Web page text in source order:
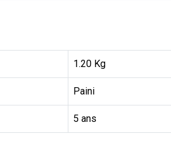
1.20 Kg
Paini
5 ans